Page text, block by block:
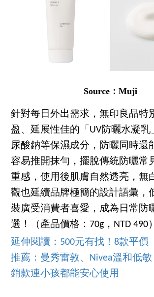
Source：Muji
針對每日外出需求，無印良品特
盈、延展性佳的「UV防曬水凝乳
尿酸鈉等保濕成分，防曬同時還
容易推開抹勻，擺脫傳統防曬常
重感，使用後肌膚自然透亮，無
觀也延續品牌極簡的設計語彙，
裝廣受消費者喜愛，成為日常防
選！（產品價格：70g，NTD 490）
延伸閱讀：500元有找！8款平價
推薦：曼秀雷敦、Nivea溫和低
銷款連小孩都能安心使用